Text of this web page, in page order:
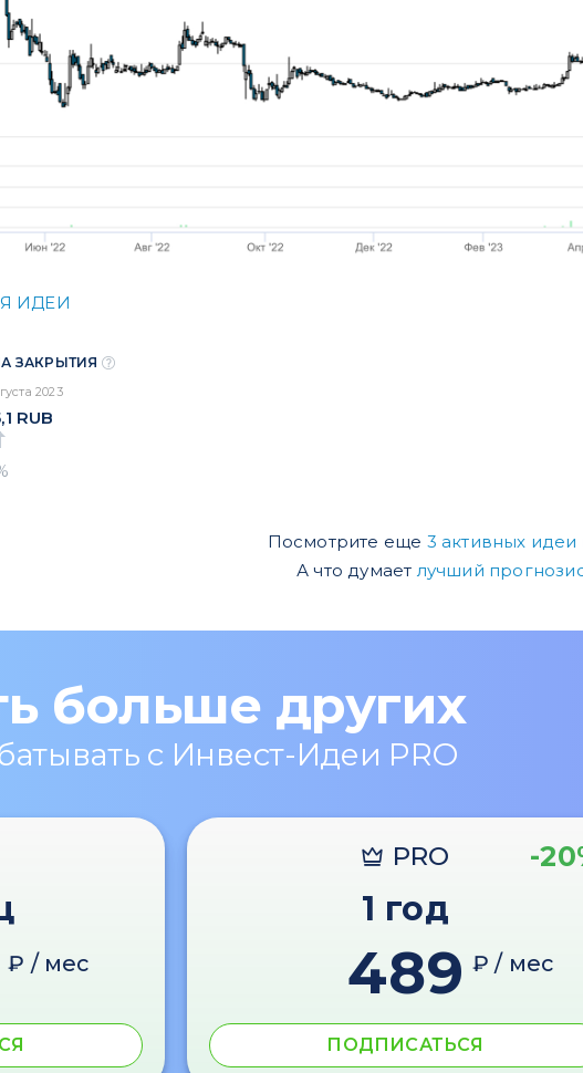
ИДЕИ
ЗАКРЫТИЯ
2023
RUB
Посмотрите еще 3 активных идеи
А что думает лучший
больше других
с Инвест-Идеи PRO
₽ / мес
PRO -
1 год
489 ₽ / мес
ПОДПИСАТЬСЯ